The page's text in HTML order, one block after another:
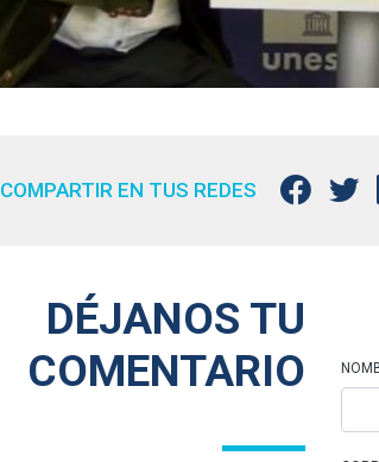
COMPARTIR EN TUS REDES
DÉJANOS TU
COMENTARIO